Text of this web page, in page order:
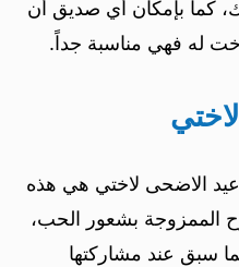
كما بإمكان أي صديق أن
له فهي مناسبة جداً.
الاضحى لاختي هي هذه
الممزوجة بشعور الحب،
سبق عند مشاركتها